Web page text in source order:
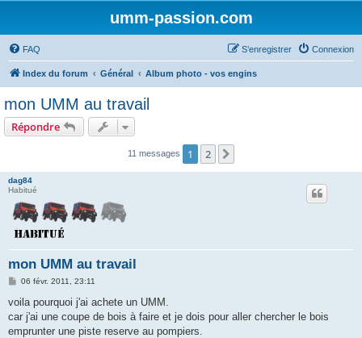
umm-passion.com
FAQ Connexion
S’enregistrer
Index du forum Général Album photo - vos engins
mon UMM au travail
Répondre
11 messages 1 2
dag84
Habitué
mon UMM au travail
M
s
a
g
06 févr. 2011, 23:11
voila pourquoi j'ai achete un UMM.
car j'ai une coupe de bois à faire et je dois pour aller chercher le bois
emprunter une piste reserve au pompiers.